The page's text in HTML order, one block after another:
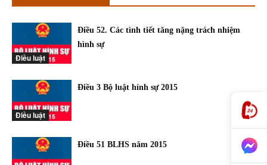
Điều luật
Điều 52. Các tình tiết tăng nặng trách nhiệm
hình sự
Điều luật
Điều 3 Bộ luật hính sự 2015
Điều 51 BLHS năm 2015